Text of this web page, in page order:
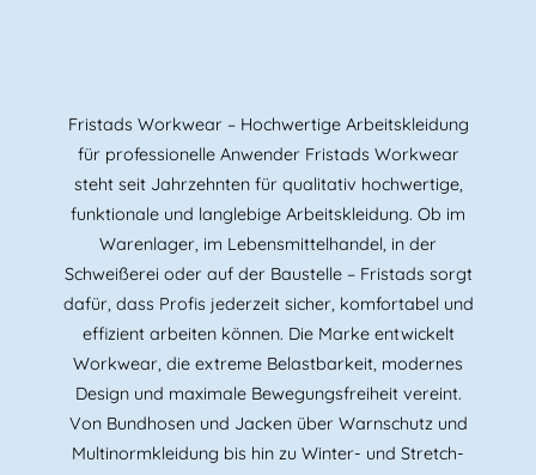
Fristads Workwear – Hochwertige Arbeitskleidung
für professionelle Anwender Fristads Workwear
steht seit Jahrzehnten für qualitativ hochwertige,
funktionale und langlebige Arbeitskleidung. Ob im
Warenlager, im Lebensmittelhandel, in der
Schweißerei oder auf der Baustelle – Fristads sorgt
dafür, dass Profis jederzeit sicher, komfortabel und
effizient arbeiten können. Die Marke entwickelt
Workwear, die extreme Belastbarkeit, modernes
Design und maximale Bewegungsfreiheit vereint.
Von Bundhosen und Jacken über Warnschutz und
Multinormkleidung bis hin zu Winter- und Stretch-